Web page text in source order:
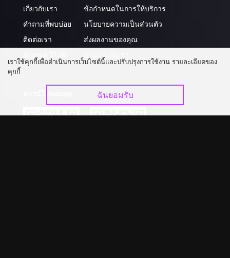
เกี่ยวกับเรา
คำถามที่พบบ่อย
ติดต่อเรา
ข้อกำหนดในการให้บริการ
นโยบายความเป็นส่วนตัว
ส่งผลงานของคุณ
เราใช้คุกกี้เพื่อดำเนินการเว็บไซต์นี้และปรับปรุงการใช้งาน รายละเอียดของ
คุกกี้
ฉันยอมรับ